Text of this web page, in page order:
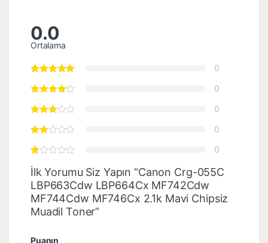
0.0
Ortalama
0
0
0
0
0
İlk Yorumu Siz Yapın “Canon Crg-055C
LBP663Cdw LBP664Cx MF742Cdw
MF744Cdw MF746Cx 2.1k Mavi Chipsiz
Muadil Toner”
Puanın